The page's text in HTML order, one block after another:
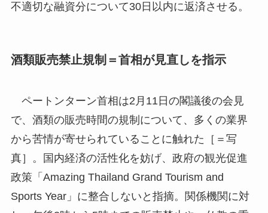
不適切な融資分について30日以内に返済させる。
酒類販売禁止規制＝首相が見直しを指示
ペートンターン首相は2月11日の閣議後の会見
で、酒類の販売時間の規制について、多くの業界
から苦情が寄せられていることに触れた［＝写
真］。国内経済の活性化を妨げ、政府の観光促進
政策「Amazing Thailand Grand Tourism and
Sports Year」に整合しないと指摘。関係機関に対